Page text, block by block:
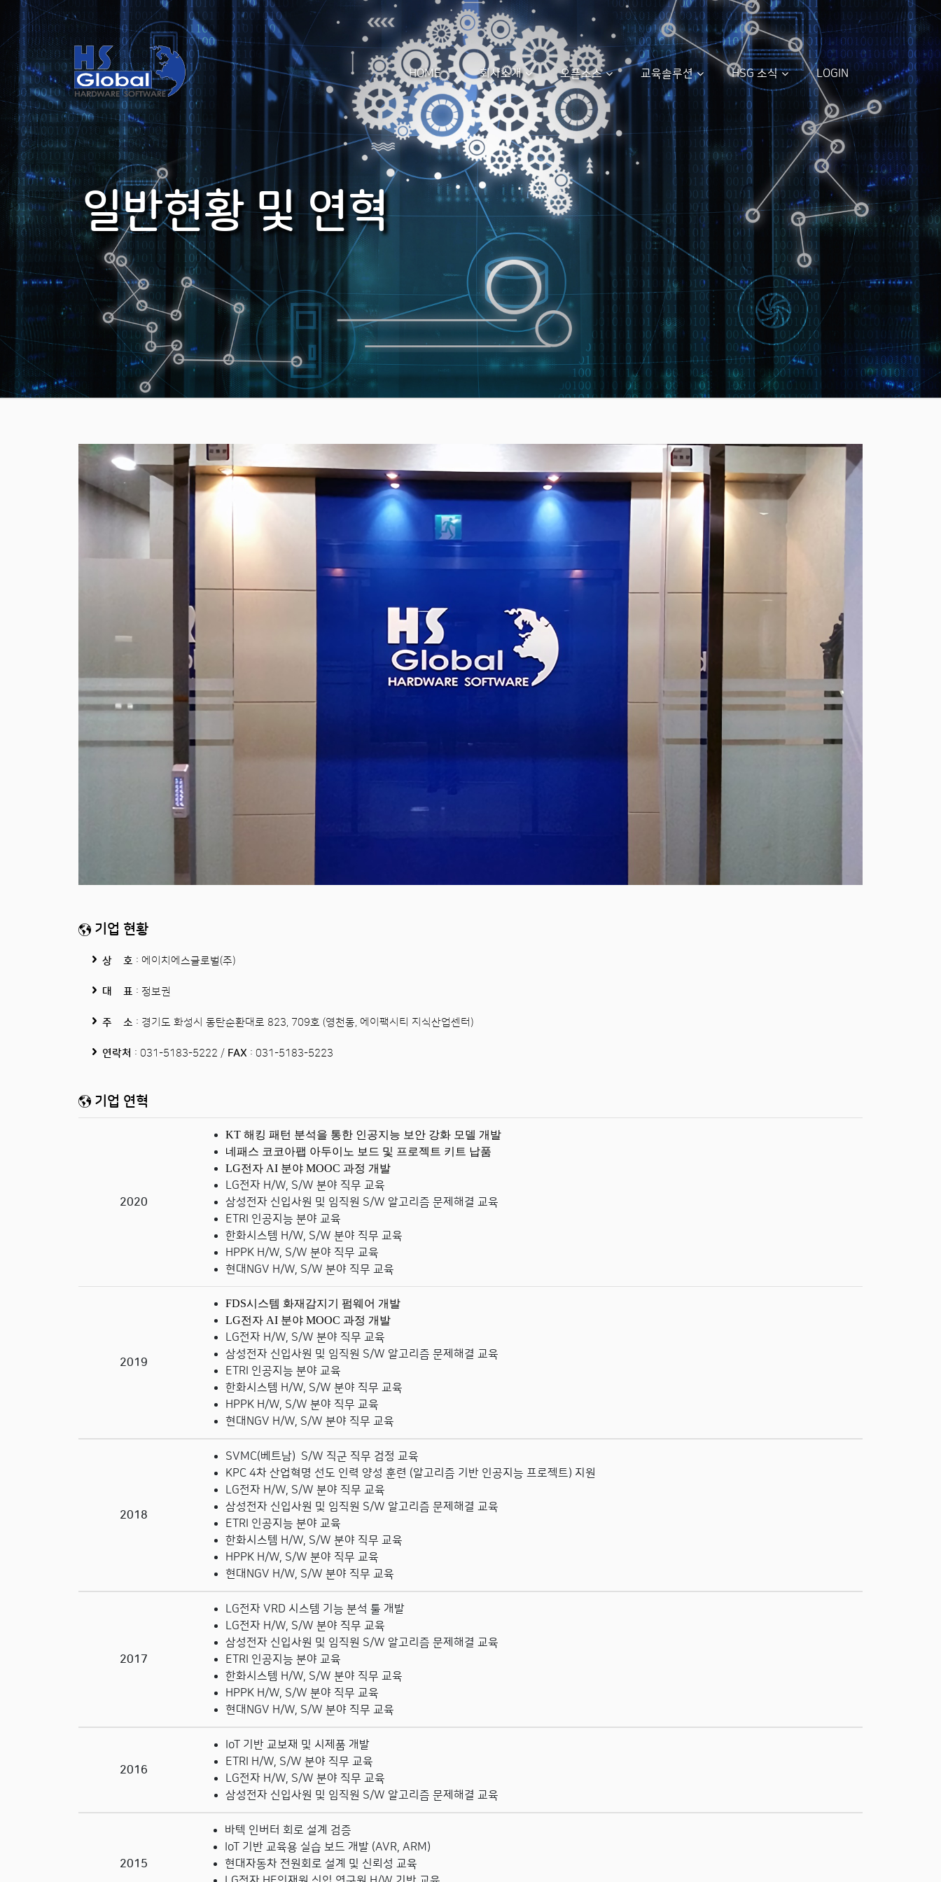
HOME 회사소개 오픈소스 교육솔루션 HSG 소식 LOGIN
일반현황 및 연혁
기업 현황
상 호 : 에이치에스글로벌(주)
대 표 : 정보권
주 소 : 경기도 화성시 동탄순환대로 823, 709호 (영천동, 에이팩시티 지식산업센터)
연락처 : 031-5183-5222 / FAX : 031-5183-5223
기업 연혁
2020
KT 해킹 패턴 분석을 통한 인공지능 보안 강화 모델 개발
네패스 코코아팹 아두이노 보드 및 프로젝트 키트 납품
LG전자 AI 분야 MOOC 과정 개발
LG전자 H/W, S/W 분야 직무 교육
삼성전자 신입사원 및 임직원 S/W 알고리즘 문제해결 교육
ETRI 인공지능 분야 교육
한화시스템 H/W, S/W 분야 직무 교육
HPPK H/W, S/W 분야 직무 교육
현대NGV H/W, S/W 분야 직무 교육
2019
FDS시스템 화재감지기 펌웨어 개발
LG전자 AI 분야 MOOC 과정 개발
LG전자 H/W, S/W 분야 직무 교육
삼성전자 신입사원 및 임직원 S/W 알고리즘 문제해결 교육
ETRI 인공지능 분야 교육
한화시스템 H/W, S/W 분야 직무 교육
HPPK H/W, S/W 분야 직무 교육
현대NGV H/W, S/W 분야 직무 교육
2018
SVMC(베트남) S/W 직군 직무 검정 교육
KPC 4차 산업혁명 선도 인력 양성 훈련 (알고리즘 기반 인공지능 프로젝트) 지원
LG전자 H/W, S/W 분야 직무 교육
삼성전자 신입사원 및 임직원 S/W 알고리즘 문제해결 교육
ETRI 인공지능 분야 교육
한화시스템 H/W, S/W 분야 직무 교육
HPPK H/W, S/W 분야 직무 교육
현대NGV H/W, S/W 분야 직무 교육
2017
LG전자 VRD 시스템 기능 분석 툴 개발
LG전자 H/W, S/W 분야 직무 교육
삼성전자 신입사원 및 임직원 S/W 알고리즘 문제해결 교육
ETRI 인공지능 분야 교육
한화시스템 H/W, S/W 분야 직무 교육
HPPK H/W, S/W 분야 직무 교육
현대NGV H/W, S/W 분야 직무 교육
2016
IoT 기반 교보재 및 시제품 개발
ETRI
H/W, S/W 분야 직무 교육
LG전자 H/W, S/W 분야 직무 교육
삼성전자 신입사원 및 임직원 S/W 알고리즘 문제해결 교육
2015
바텍 인버터 회로 설계 검증
IoT 기반 교육용 실습 보드 개발 (AVR, ARM)
현대자동차 전원회로 설계 및 신뢰성 교육